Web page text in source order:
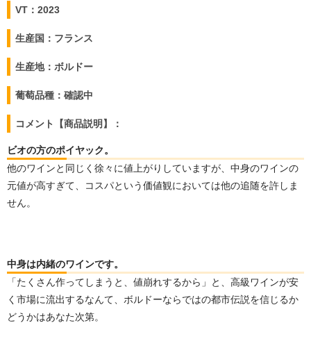
VT：2023
生産国：フランス
生産地：ボルドー
葡萄品種：確認中
コメント【商品説明】：
ビオの方のポイヤック。
他のワインと同じく徐々に値上がりしていますが、中身のワインの
元値が高すぎて、コスパという価値観においては他の追随を許しま
せん。
中身は内緒のワインです。
「たくさん作ってしまうと、値崩れするから」と、高級ワインが安
く市場に流出するなんて、ボルドーならではの都市伝説を信じるか
どうかはあなた次第。